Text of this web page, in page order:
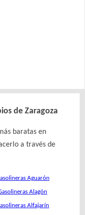
de Zaragoza
baratas en
a través de
Aguarón
Alagón
Alfajarín